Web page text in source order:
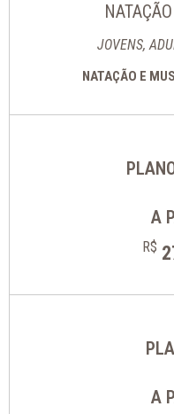
JOVENS,
NATAÇÃO E
A
R$
A